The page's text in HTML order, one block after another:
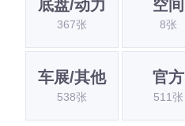
底盘/动力
367张
空间
8张
车展/其他
538张
官方
511张